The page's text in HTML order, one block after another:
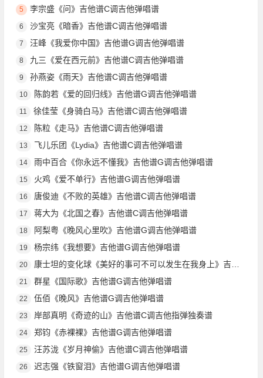
5 李宗盛《问》吉他谱C调吉他弹唱谱
6 沙宝亮《暗香》吉他谱C调吉他弹唱谱
7 汪峰《我爱你中国》吉他谱G调吉他弹唱谱
8 九三《爱在西元前》吉他谱C调吉他弹唱谱
9 孙燕姿《雨天》吉他谱C调吉他弹唱谱
10 陈韵若《爱的回归线》吉他谱G调吉他弹唱谱
11 徐佳莹《身骑白马》吉他谱C调吉他弹唱谱
12 陈粒《走马》吉他谱C调吉他弹唱谱
13 飞儿乐团《Lydia》吉他谱C调吉他弹唱谱
14 雨中百合《你永远不懂我》吉他谱G调吉他弹唱谱
15 火鸡《爱不单行》吉他谱G调吉他弹唱谱
16 唐俊迪《不败的英雄》吉他谱C调吉他弹唱谱
17 蒋大为《北国之春》吉他谱C调吉他弹唱谱
18 阿梨粤《晚风心里吹》吉他谱G调吉他弹唱谱
19 杨宗纬《我想要》吉他谱G调吉他弹唱谱
20 康士坦的变化球《美好的事可不可以发生在我身上》吉他谱G调吉他弹唱谱
21 群星《国际歌》吉他谱G调吉他弹唱谱
22 伍佰《晚风》吉他谱G调吉他弹唱谱
23 岸部真明《奇迹的山》吉他谱C调吉他指弹独奏谱
24 郑钧《赤裸裸》吉他谱G调吉他弹唱谱
25 汪苏泷《岁月神偷》吉他谱C调吉他弹唱谱
26 迟志强《铁窗泪》吉他谱G调吉他弹唱谱